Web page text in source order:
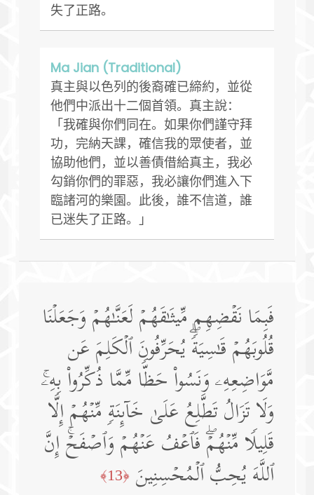
失了正路。
Ma Jian (Traditional)
真主與以色列的後裔確已締約，並從
他們中派出十二個首領。真主說：
「我確與你們同在。如果你們謹守拜
功，完納天課，確信我的眾使者，並
協助他們，並以善債借給真主，我必
勾銷你們的罪惡，我必讓你們進入下
臨諸河的樂園。此後，誰不信道，誰
已迷失了正路。」
فَبِمَا نَقۡضِهِم مِّیثَـٰقَهُمۡ لَعَنَّـٰهُمۡ وَجَعَلۡنَا
قُلُوبَهُمۡ قَـٰسِیَةࣰۖ یُحَرِّفُونَ ٱلۡكَلِمَ عَن
مَّوَاضِعِهِۦ وَنَسُوا۟ حَظࣰّا مِّمَّا ذُكِّرُوا۟ بِهِۦۚ
وَلَا تَزَالُ تَطَّلِعُ عَلَىٰ خَاۤىِٕنَةࣲ مِّنۡهُمۡ إِلَّا
قَلِیلࣰا مِّنۡهُمۡۖ فَٱعۡفُ عَنۡهُمۡ وَٱصۡفَحۡۚ إِنَّ
ٱللَّهَ یُحِبُّ ٱلۡمُحۡسِنِینَ ﴿13﴾